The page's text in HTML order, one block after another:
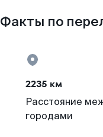
Факты по
2235 км
Расстояние
городами